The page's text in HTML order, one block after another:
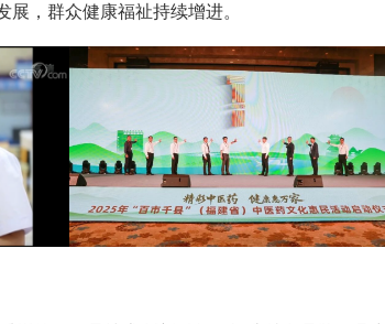
，群众健康福祉持续增进。